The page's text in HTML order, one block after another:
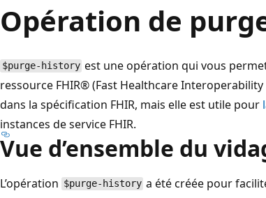
Opération de
$purge-history est une opération qui vous
ressource FHIR® (Fast Healthcare
dans la spécification FHIR, mais elle est utile pour
instances de service FHIR.
Vue d’ensemble du
L’opération $purge-history a été créée pour